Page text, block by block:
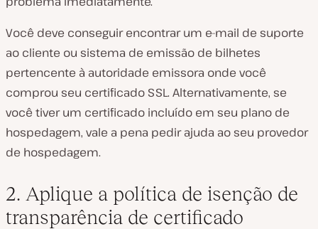
Você deve conseguir encontrar um e-mail de suporte
ao cliente ou sistema de emissão de bilhetes
pertencente à autoridade emissora onde você
comprou seu certificado SSL. Alternativamente, se
você tiver um certificado incluído em seu plano de
hospedagem, vale a pena pedir ajuda ao seu provedor
de hospedagem.
2. Aplique a política de isenção de
transparência de certificado